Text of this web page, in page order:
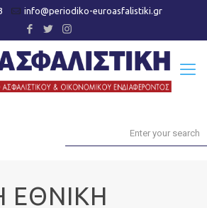
info@periodiko-euroasfalistiki.gr
ΕΘΝΙΚΗ